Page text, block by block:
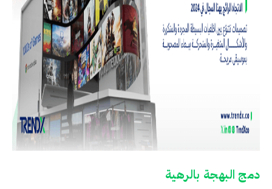
دمج البهجة بالرهية